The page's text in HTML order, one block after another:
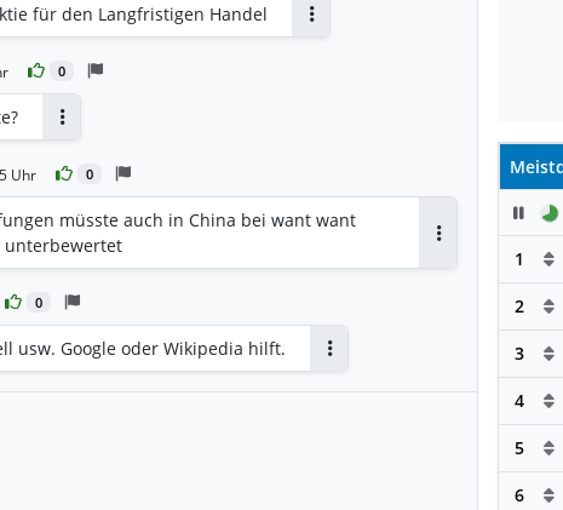
für den Langfristigen Handel
0
Uhr 0
müsste auch in China bei want want
0
usw. Google oder Wikipedia hilft.
1
2
3
4
5
6